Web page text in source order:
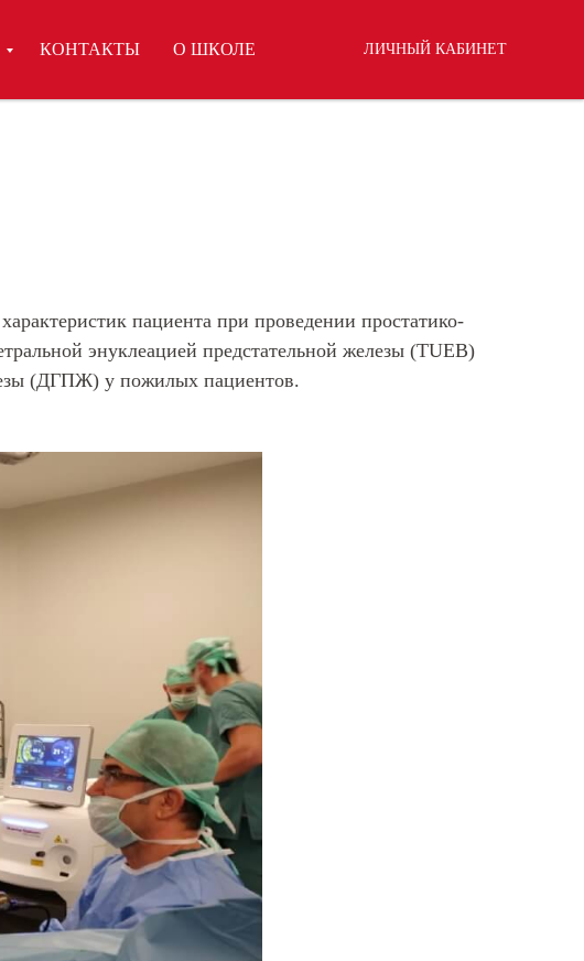
КОНТАКТЫ О ШКОЛЕ ЛИЧНЫЙ КАБИНЕТ
пациента при проведении простатико-
энуклеацией предстательной железы (TUEB)
(ДГПЖ) у пожилых пациентов.